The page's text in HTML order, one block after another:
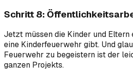
Schritt 8:
Jetzt müssen die Kinder und Eltern
eine Kinderfeuerwehr gibt. Und
Feuerwehr zu begeistern ist der
ganzen Projekts.